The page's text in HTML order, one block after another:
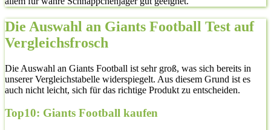
Die Auswahl an Giants Football Test auf
Vergleichsfrosch
Die Auswahl an Giants Football ist sehr groß, was sich bereits in
unserer Vergleichstabelle widerspiegelt. Aus diesem Grund ist es
auch nicht leicht, sich für das richtige Produkt zu entscheiden.
Top10: Giants Football kaufen